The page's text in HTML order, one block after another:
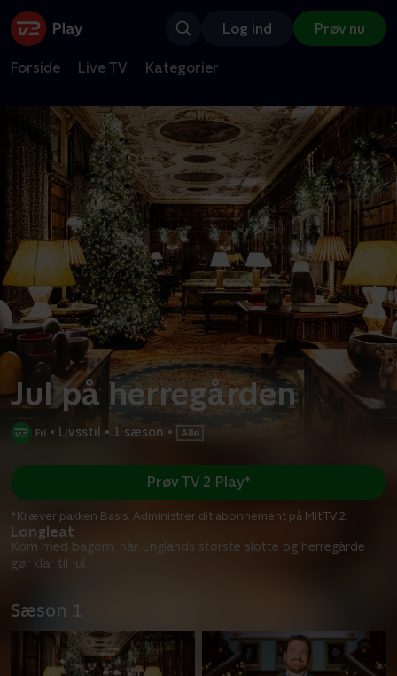
Log ind Prøv nu
Forside Live TV Kategorier
Jul på herregården
• Livsstil • 1 sæson •
Longleat
Kom med bagom, når Englands største slotte og herregårde
gør klar til jul.
Prøv TV 2 Play*
*Kræver pakken Basis. Administrer dit abonnement på Mit TV 2.
Sæson 1